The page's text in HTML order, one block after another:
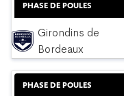
PHASE DE POULES
Girondins de
Bordeaux
PHASE DE POULES